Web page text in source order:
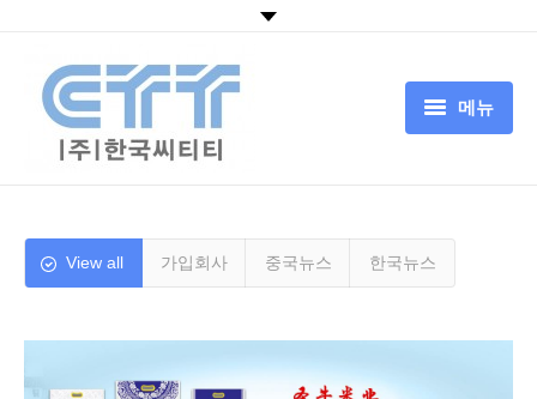
메뉴
뉴스
View all 가입회사 중국뉴스 한국뉴스